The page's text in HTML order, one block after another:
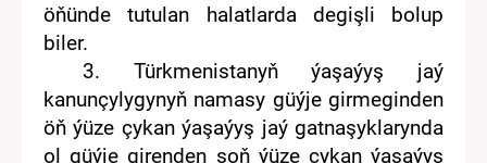
öňünde tutulan halatlarda degişli bolup
biler.
3. Türkmenistanyň ýaşaýyş jaý
kanunçylygynyň namasy güýje girmeginden
öňýüze çykan ýaşaýyş jaý gatnaşyklarynda
ol
güýje girenden soň ýüze çykan ýaşaýyş